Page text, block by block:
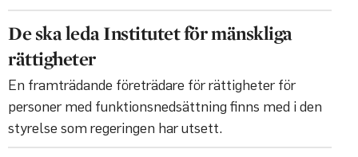
De ska leda Institutet för mänskliga
rättigheter
En framträdande företrädare för rättigheter för
personer med funktionsnedsättning finns med i den
styrelse som regeringen har utsett.